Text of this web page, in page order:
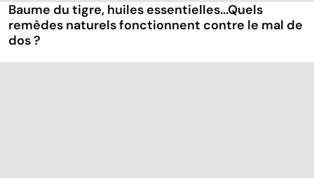
Baume du tigre, huiles essentielles...Quels
remèdes naturels fonctionnent contre le mal de
dos ?